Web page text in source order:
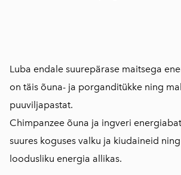
Luba endale suurepärase maitsega
on täis õuna- ja porganditükke ning
puuviljapastat.
Chimpanzee õuna ja ingveri
suures koguses valku ja kiudaineid
loodusliku energia allikas.